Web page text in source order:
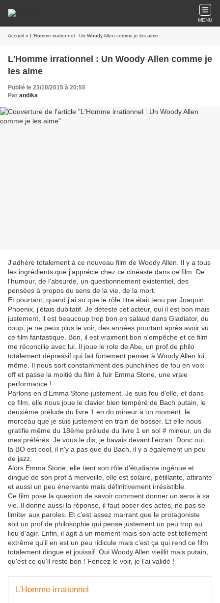
MENU
Accueil » L'Homme irrationnel : Un Woody Allen comme je les aime
L'Homme irrationnel : Un Woody Allen comme je
les aime
Publié le 23/10/2015 à 20:55
Par andika
J'adhère totalement à ce nouveau film de Woody Allen. Il y a tous
les ingrédients que j'apprécie chez ce cinéaste dans ce film. De
l'humour, de l'absurde, un questionnement existentiel, des
pensées à propos du sens de la vie, de la mort.
Et pourtant, quand j'ai su que le rôle titre était tenu par Joaquin
Phoenix, j'étais dubitatif. Je déteste cet acteur, oui il est bon mais
justement, il est beaucoup trop bon en salaud dans Gladiator, du
coup, je ne peux plus le voir, des années pourtant après avoir vu
ce film fantastique. Bon, il est vraiment bon n'empêche et ce film
me réconcilie avec lui. Il joue le role de Abe, un prof de philo
totalement dépressif qui fait fortement penser à Woody Allen lui
même. Il nous sort constamment des punchlines de fou en voix
off et passe la moitié du film à fuir Emma Stone, une vraie
performance !
Parlons en d'Emma Stone justement. Je suis fou d'elle, et dans
ce film, elle nous joue le clavier bien tempéré de Bach putain, le
deuxième prélude du livre 1 en do mineur à un moment, le
morceau que je suis justement en train de bosser. Et elle nous
gratifie même du 18ème prélude du livre 1 en sol # mineur, un de
mes préférés. Je vous le dis, je bavais devant l'écran. Donc oui,
la BO est cool, il n'y a pas que du Bach, il y a également un peu
de jazz.
Alors Emma Stone, elle tient son rôle d'étudiante ingénue et
dingue de son prof à merveille, elle est solaire, pétillante, attirante
et aussi un peu énervante mais définitivement irrésistible.
Ce film pose la question de savoir comment donner un sens à sa
vie. Il donne aussi la réponse, il faut poser des actes, ne pas se
limiter aux paroles. Et c'est assez marrant que le protagoniste
soit un prof de philosophie qui pense justement un peu trop au
lieu d'agir. Enfin, il agit à un moment mais son acte est tellement
extrême qu'il en est un peu ridicule mais c'est ça qui rend ce film
totalement dingue et jouissif. Oui Woody Allen vieillit mais putain,
qu'est ce qu'il reste bon ! Foncez le voir, je l'ai validé !
L'Homme irrationnel